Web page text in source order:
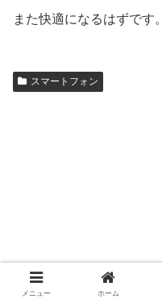
また快適になるはずです。
スマートフォン
メニュー ホーム